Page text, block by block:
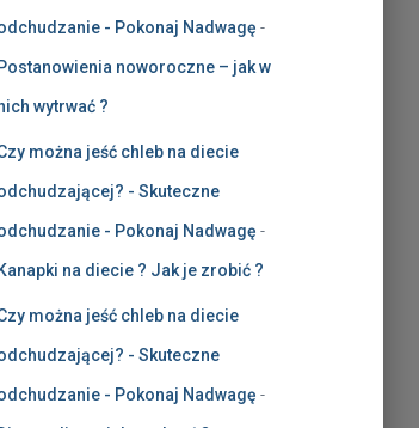
- Pokonaj Nadwagę -
noworoczne – jak w
wytrwać ?
można jeść chleb na diecie
- Skuteczne
- Pokonaj Nadwagę -
na diecie ? Jak je zrobić ?
można jeść chleb na diecie
- Skuteczne
- Pokonaj Nadwagę -